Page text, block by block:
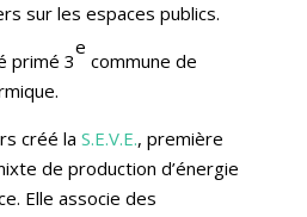
sur les espaces publics.
primé 3
e
commune de
créé la S.E.V.E., première
de production d’énergie
Elle associe des